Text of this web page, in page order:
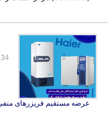
عرضه مستقیم فریزرهای منفی ۸۶ درجه با گارانتی معتبر
34 دقیقه پیش